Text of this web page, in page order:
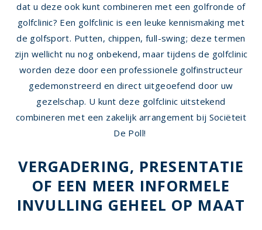
dat u deze ook kunt combineren met een golfronde of
golfclinic? Een golfclinic is een leuke kennismaking met
de golfsport. Putten, chippen, full-swing; deze termen
zijn wellicht nu nog onbekend, maar tijdens de golfclinic
worden deze door een professionele golfinstructeur
gedemonstreerd en direct uitgeoefend door uw
gezelschap. U kunt deze golfclinic uitstekend
combineren met een zakelijk arrangement bij Sociëteit
De Poll!
VERGADERING, PRESENTATIE
OF EEN MEER INFORMELE
INVULLING GEHEEL OP MAAT